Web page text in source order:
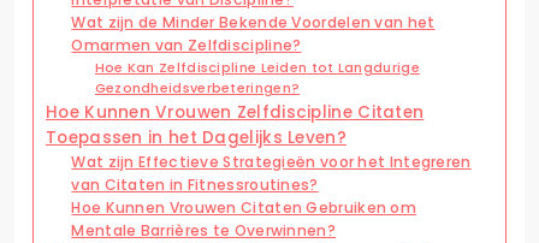
Wat zijn de Minder Bekende Voordelen van het
Omarmen van Zelfdiscipline?
Hoe Kan Zelfdiscipline Leiden tot Langdurige
Gezondheidsverbeteringen?
Hoe Kunnen Vrouwen Zelfdiscipline Citaten
Toepassen in het Dagelijks Leven?
Wat zijn Effectieve Strategieën voor het Integreren
van Citaten in Fitnessroutines?
Hoe Kunnen Vrouwen Citaten Gebruiken om
Mentale Barrières te Overwinnen?